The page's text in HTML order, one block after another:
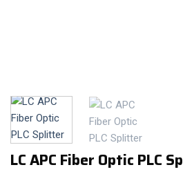
LC APC Fiber Optic PLC